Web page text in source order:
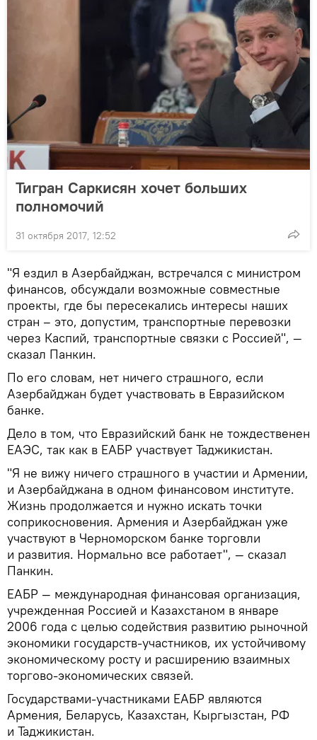
Тигран Саркисян хочет больших
полномочий
31 октября 2017, 12:52
"Я ездил в Азербайджан, встречался с министром
финансов, обсуждали возможные совместные
проекты, где бы пересекались интересы наших
стран – это, допустим, транспортные перевозки
через Каспий, транспортные связки с Россией", —
сказал Панкин.
По его словам, нет ничего страшного, если
Азербайджан будет участвовать в Евразийском
банке.
Дело в том, что Евразийский банк не тождественен
ЕАЭС, так как в ЕАБР участвует Таджикистан.
"Я не вижу ничего страшного в участии и Армении,
и Азербайджана в одном финансовом институте.
Жизнь продолжается и нужно искать точки
соприкосновения. Армения и Азербайджан уже
участвуют в Черноморском банке торговли
и развития. Нормально все работает", — сказал
Панкин.
ЕАБР — международная финансовая организация,
учрежденная Россией и Казахстаном в январе
2006 года с целью содействия развитию рыночной
экономики государств-участников, их устойчивому
экономическому росту и расширению взаимных
торгово-экономических связей.
Государствами-участниками ЕАБР являются
Армения, Беларусь, Казахстан, Кыргызстан, РФ
и Таджикистан.